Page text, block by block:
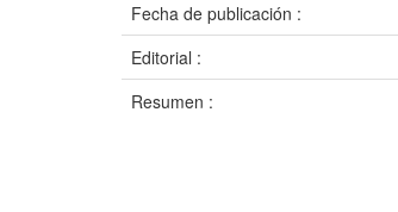
Fecha de publicación :
Editorial :
Resumen :